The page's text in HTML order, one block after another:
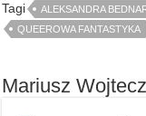
Tagi ALEKSANDRA
QUEEROWA FANTASTYKA
Mariusz